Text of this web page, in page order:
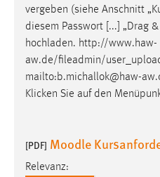
vergeben (siehe Anschnitt
diesem Passwort [...] „Drag
hochladen. http://www.haw-
aw.de/fileadmin/
mailto:b.michallok@haw-
Klicken Sie auf den
[PDF] Moodle
Relevanz:
Cookie Laufzeit:
MibewSessionID, mibew-
5e9dbeb1811c0446 =
Jahre, MIBEW_UserID = 1
Login
fe_user, be_user,
Zweck: